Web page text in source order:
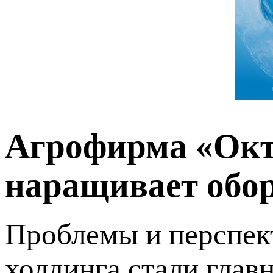
Агрофирма
наращивает
Проблемы и